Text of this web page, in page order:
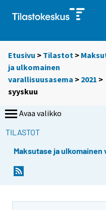
Etusivu > Tilastot >
ja ulkomainen
varallisuusasema > 2021 >
syyskuu
Avaa valikko
TILASTOT
Maksutase ja ulkomainen